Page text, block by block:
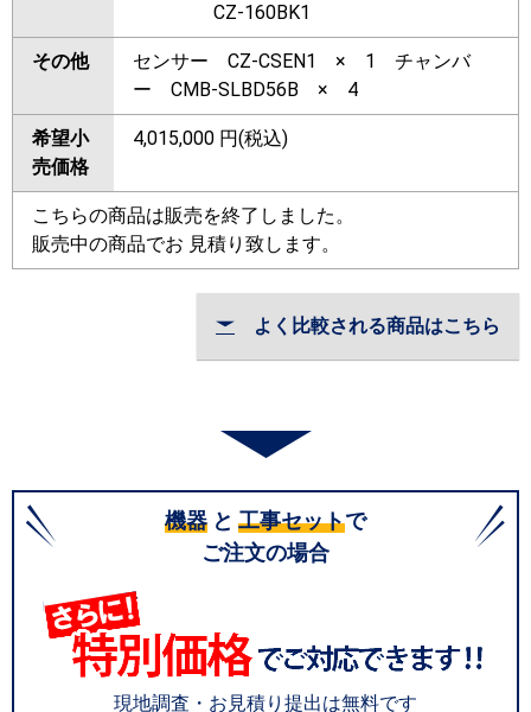
CZ-160BK1
その他
センサー CZ-CSEN1 × 1 チャンバ
ー CMB-SLBD56B × 4
希望小
売価格
4,015,000 円(税込)
こちらの商品は販売を終了しました。
販売中の商品でお 見積り致します。
よく比較される商品はこちら
機器 と 工事セットで
ご注文の場合
現地調査・お見積り提出は無料です